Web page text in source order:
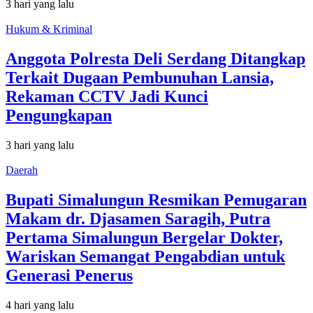
3 hari yang lalu
Hukum & Kriminal
Anggota Polresta Deli Serdang Ditangkap
Terkait Dugaan Pembunuhan Lansia,
Rekaman CCTV Jadi Kunci
Pengungkapan
3 hari yang lalu
Daerah
Bupati Simalungun Resmikan Pemugaran
Makam dr. Djasamen Saragih, Putra
Pertama Simalungun Bergelar Dokter,
Wariskan Semangat Pengabdian untuk
Generasi Penerus
4 hari yang lalu